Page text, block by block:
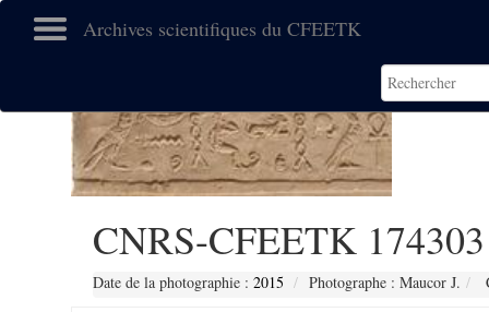
Archives scientifiques du CFEETK
CNRS-CFEETK 174303
Date de la photographie : 2015 Photographe : Maucor J.